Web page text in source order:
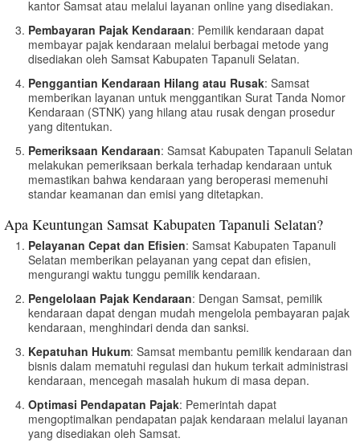
kantor Samsat atau melalui layanan online yang disediakan.
Pembayaran Pajak Kendaraan: Pemilik kendaraan dapat
membayar pajak kendaraan melalui berbagai metode yang
disediakan oleh Samsat Kabupaten Tapanuli Selatan.
Penggantian Kendaraan Hilang atau Rusak: Samsat
memberikan layanan untuk menggantikan Surat Tanda Nomor
Kendaraan (STNK) yang hilang atau rusak dengan prosedur
yang ditentukan.
Pemeriksaan Kendaraan: Samsat Kabupaten Tapanuli Selatan
melakukan pemeriksaan berkala terhadap kendaraan untuk
memastikan bahwa kendaraan yang beroperasi memenuhi
standar keamanan dan emisi yang ditetapkan.
Apa Keuntungan Samsat Kabupaten Tapanuli Selatan?
Pelayanan Cepat dan Efisien: Samsat Kabupaten Tapanuli
Selatan memberikan pelayanan yang cepat dan efisien,
mengurangi waktu tunggu pemilik kendaraan.
Pengelolaan Pajak Kendaraan: Dengan Samsat, pemilik
kendaraan dapat dengan mudah mengelola pembayaran pajak
kendaraan, menghindari denda dan sanksi.
Kepatuhan Hukum: Samsat membantu pemilik kendaraan dan
bisnis dalam mematuhi regulasi dan hukum terkait administrasi
kendaraan, mencegah masalah hukum di masa depan.
Optimasi Pendapatan Pajak: Pemerintah dapat
mengoptimalkan pendapatan pajak kendaraan melalui layanan
yang disediakan oleh Samsat.